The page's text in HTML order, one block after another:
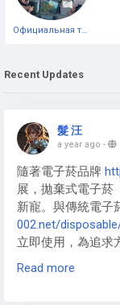
Официальная тестовая страница
Recent Updates
髮 汪
a year ago -
隨著電子菸品牌
展，拋棄式電子菸
新寵。與傳統電子
002.net/
立即使用，為追求
Read more